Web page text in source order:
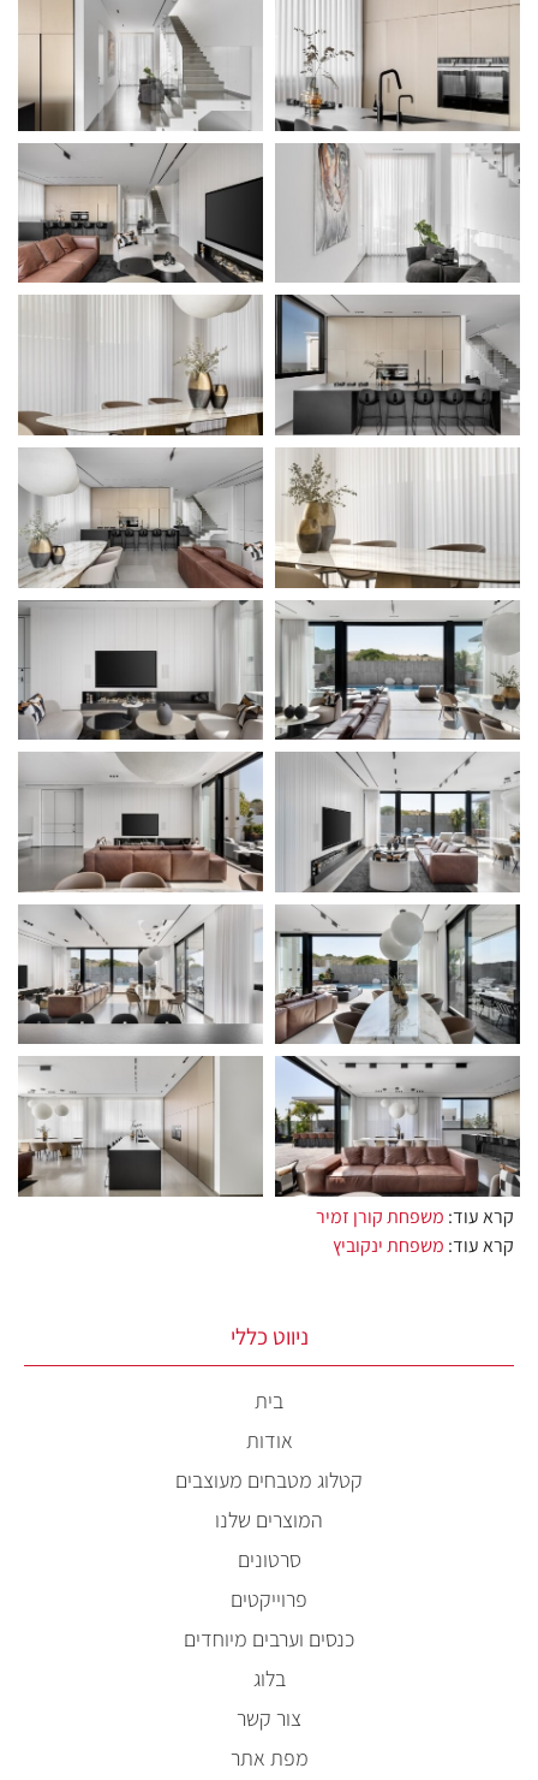
קרא עוד: משפחת קורן זמיר
קרא עוד: משפחת ינקוביץ
ניווט כללי
בית
אודות
קטלוג מטבחים מעוצבים
המוצרים שלנו
סרטונים
פרוייקטים
כנסים וערבים מיוחדים
בלוג
צור קשר
מפת אתר